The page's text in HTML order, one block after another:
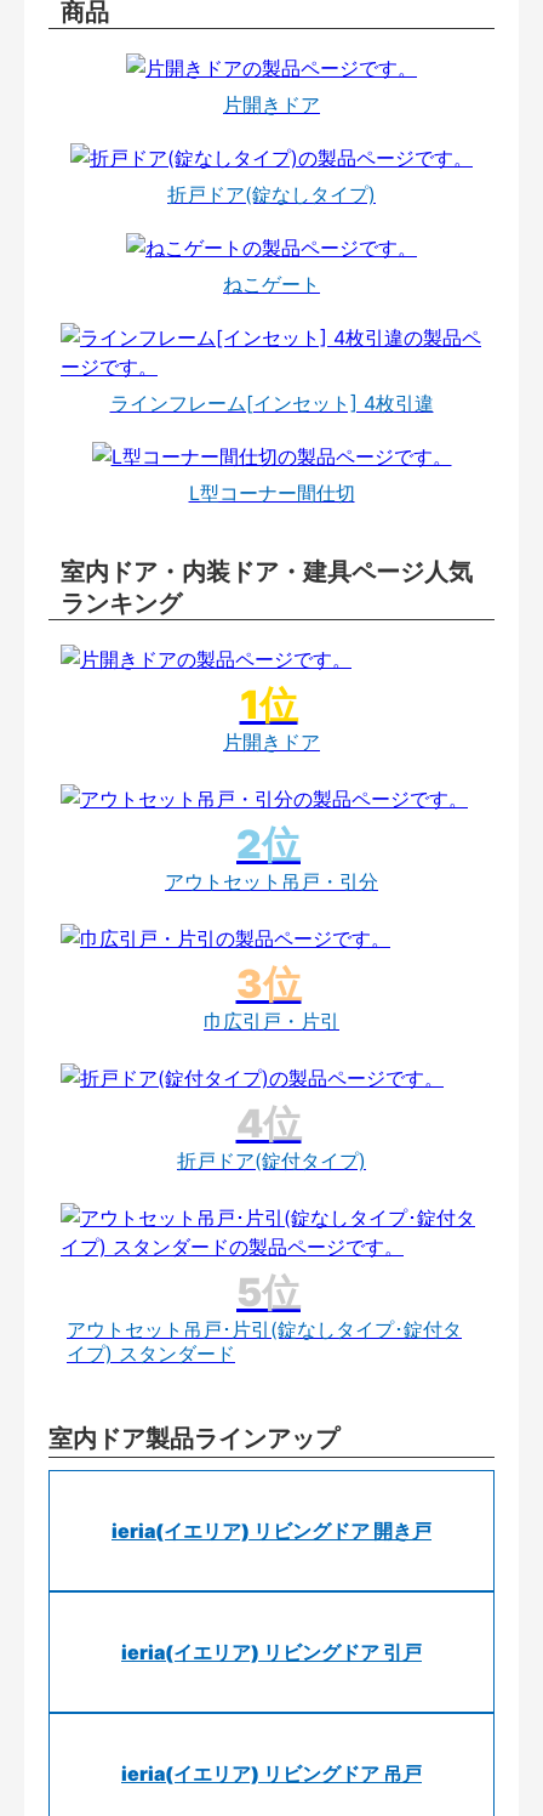
商品
片開きドア
折戸ドア(錠なしタイプ)
ねこゲート
ラインフレーム[インセット] 4枚引違
L型コーナー間仕切
室内ドア・内装ドア・建具ページ人気
ランキング
片開きドア
アウトセット吊戸・引分
巾広引戸・片引
折戸ドア(錠付タイプ)
アウトセット吊戸･片引(錠なしタイプ･錠付タ
イプ) スタンダード
室内ドア製品ラインアップ
ieria(イエリア) リビングドア 開き戸
ieria(イエリア) リビングドア 引戸
ieria(イエリア) リビングドア 吊戸